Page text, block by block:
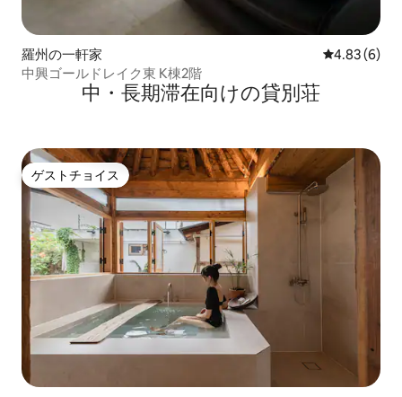
羅州の一軒家 レビュー6
4.83 (6)
中興ゴールドレイク東 K棟2階
中・長期滞在向けの貸別荘
ゲストチョイス
ゲストチョイス